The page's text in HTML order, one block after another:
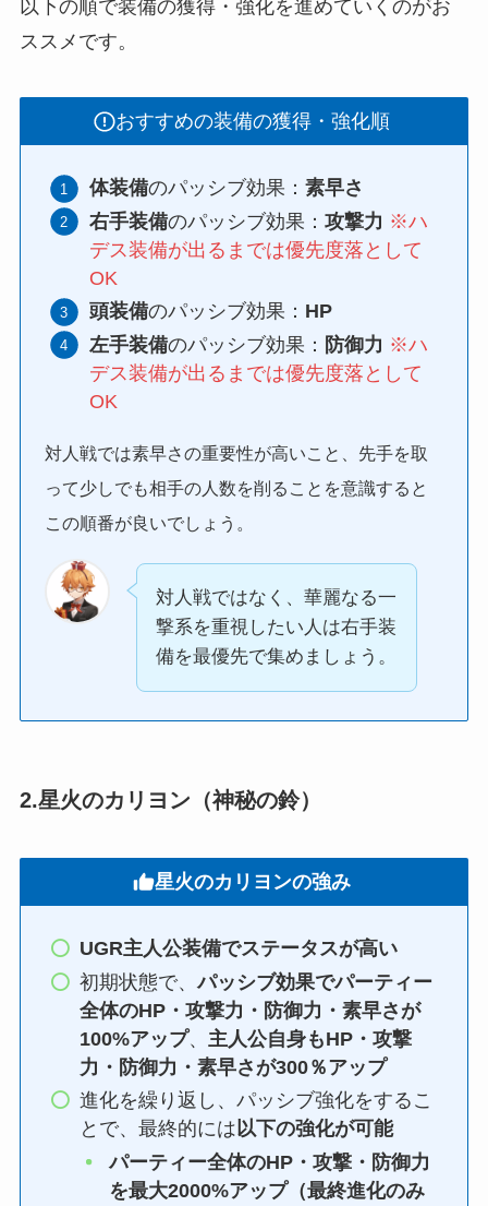
以下の順で装備の獲得・強化を進めていくのがお
ススメです。
おすすめの装備の獲得・強化順
体装備のパッシブ効果： 素早さ
右手装備のパッシブ効果： 攻撃力 ※ハ
デス装備が出るまでは優先度落として
OK
頭装備のパッシブ効果： HP
左手装備のパッシブ効果： 防御力 ※ハ
デス装備が出るまでは優先度落として
OK
対人戦では素早さの重要性が高いこと、先手を取
って少しでも相手の人数を削ることを意識すると
この順番が良いでしょう。
対人戦ではなく、華麗なる一
撃系を重視したい人は右手装
備を最優先で集めましょう。
2.星火のカリヨン（神秘の鈴）
星火のカリヨンの強み
UGR主人公装備でステータスが高い
初期状態で、パッシブ効果でパーティー
全体のHP・攻撃力・防御力・素早さが
100%アップ、 主人公自身もHP・攻撃
力・防御力・素早さが300％アップ
進化を繰り返し、パッシブ強化をするこ
とで、最終的には以下の強化が可能
パーティー全体のHP・攻撃・防御力
を最大2000%アップ（最終進化のみ